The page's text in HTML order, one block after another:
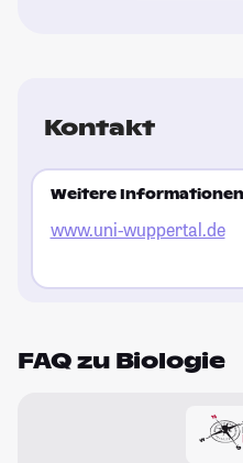
Kontakt
Weitere Informationen
www.uni-wuppertal.de
FAQ zu Biologie